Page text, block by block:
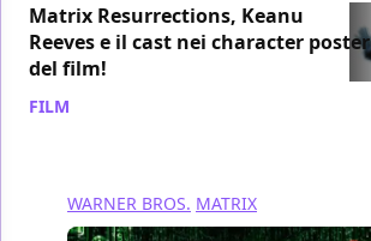
Matrix Resurrections, Keanu
Reeves e il cast nei character poster
del film!
FILM
WARNER BROS. MATRIX